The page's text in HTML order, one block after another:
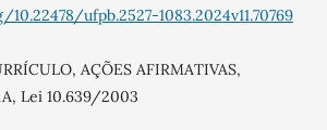
ufpb.2527-1083.2024v11.70769
AÇÕES AFIRMATIVAS,
Lei 10.639/2003